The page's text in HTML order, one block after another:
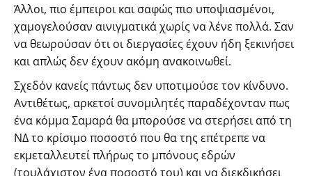
Άλλοι, πιο έμπειροι και σαφώς πιο υποψιασμένοι,
χαμογελούσαν αινιγματικά χωρίς να λένε πολλά. Σαν
να θεωρούσαν ότι οι διεργασίες έχουν ήδη ξεκινήσει
και απλώς δεν έχουν ακόμη ανακοινωθεί.
Σχεδόν κανείς πάντως δεν υποτιμούσε τον κίνδυνο.
Αντιθέτως, αρκετοί συνομιλητές παραδέχονταν πως
ένα κόμμα Σαμαρά θα μπορούσε να στερήσει από τη
ΝΔ το κρίσιμο ποσοστό που θα της επέτρεπε να
εκμεταλλευτεί πλήρως το μπόνους εδρών
(τουλάχιστον ένα ποσοστό του) και να διεκδικήσει